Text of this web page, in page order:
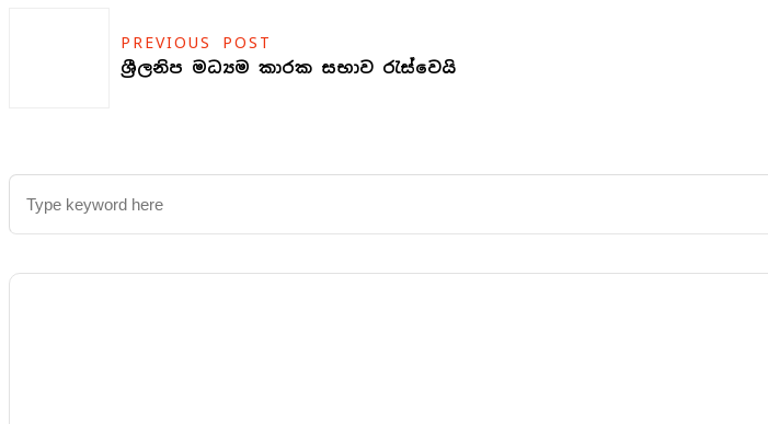
PREVIOUS POST
ශ්‍රීලනිප මධ්‍යම කාරක සභාව රැස්වෙයි